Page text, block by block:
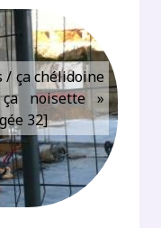
/ ça chélidoine
noisette »
32]